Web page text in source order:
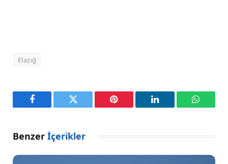
Elazığ
Facebook Twitter Pinterest LinkedIn
Benzer İçerikler